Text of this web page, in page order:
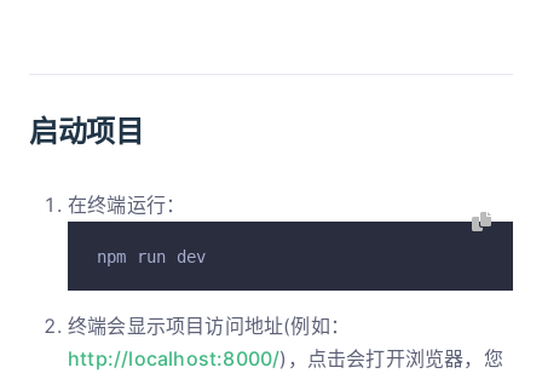
启动项目
在终端运行：
npm run dev
终端会显示项目访问地址(例如：
http://localhost:8000/)，点击会打开浏览器，您